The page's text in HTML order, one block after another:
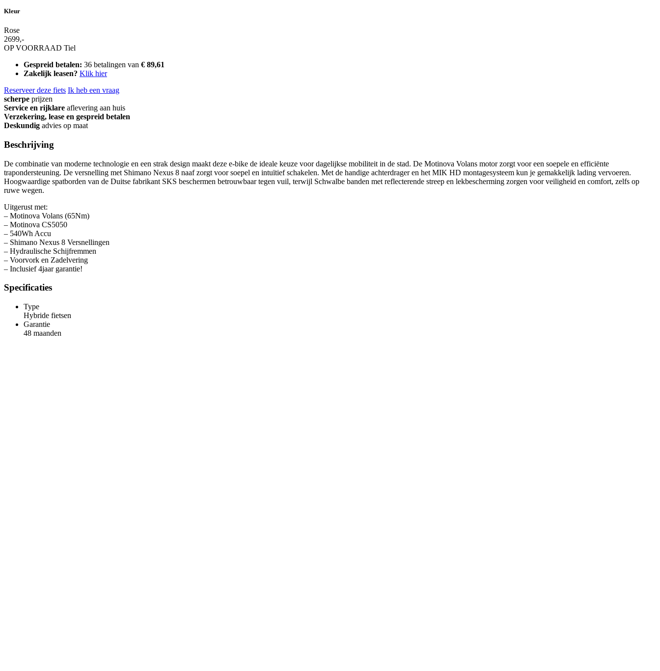
Kleur
Rose
2699,-
OP VOORRAAD Tiel
Gespreid betalen: 36 betalingen van € 89,61
Zakelijk leasen? Klik hier
Reserveer deze fiets Ik heb een vraag
scherpe prijzen
Service en rijklare aflevering aan huis
Verzekering, lease en gespreid betalen
Deskundig advies op maat
Beschrijving
De combinatie van moderne technologie en een strak design maakt deze e-bike de ideale keuze voor dagelijkse mobiliteit in de stad. De Motinova Volans motor zorgt voor een soepele en efficiënte
trapondersteuning. De versnelling met Shimano Nexus 8 naaf zorgt voor soepel en intuïtief schakelen. Met de handige achterdrager en het MIK HD montagesysteem kun je gemakkelijk lading vervoeren.
Hoogwaardige spatborden van de Duitse fabrikant SKS beschermen betrouwbaar tegen vuil, terwijl Schwalbe banden met reflecterende streep en lekbescherming zorgen voor veiligheid en comfort, zelfs op
ruwe wegen.
Uitgerust met:
– Motinova Volans (65Nm)
– Motinova CS5050
– 540Wh Accu
– Shimano Nexus 8 Versnellingen
– Hydraulische Schijfremmen
– Voorvork en Zadelvering
– Inclusief 4jaar garantie!
Specificaties
Type
Hybride fietsen
Garantie
48 maanden